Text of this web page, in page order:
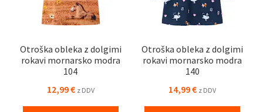
Otroška obleka z dolgimi
rokavi mornarsko modra
104
12,99€ z DDV
Otroška obleka z dolgimi
rokavi mornarsko modra
140
14,99€ z DDV